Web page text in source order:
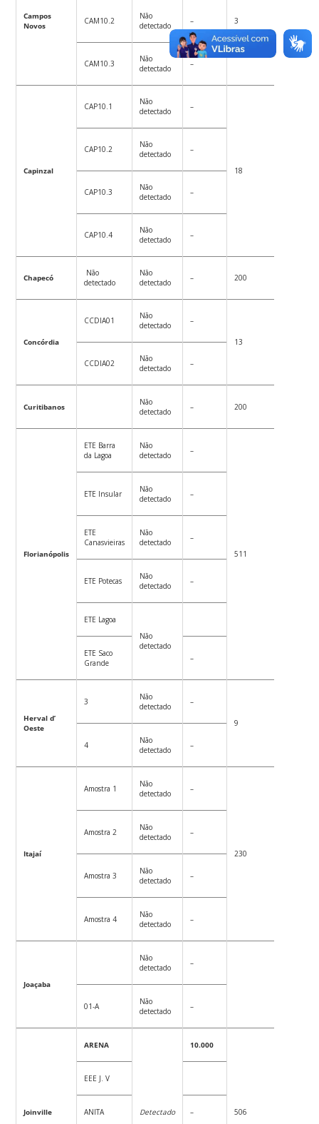
Campos
Novos
3
CAM10.2
Não
detectado
–
CAM10.3
Não
detectado
–
Capinzal
CAP10.1
Não
detectado
–
18
CAP10.2
Não
detectado
–
CAP10.3
Não
detectado
–
CAP10.4
Não
detectado
–
Chapecó
Não
detectado
Não
detectado
– 200
Concórdia
CCDIA01
Não
detectado
–
13
CCDIA02
Não
detectado
–
Curitibanos
Não
detectado
– 200
Florianópolis
ETE Barra
da Lagoa
Não
detectado
–
511
ETE Insular
Não
detectado
–
ETE
Canasvieiras
Não
detectado
–
ETE Potecas
Não
detectado
–
ETE Lagoa
Não
detectado
ETE Saco
Grande
–
Herval d’
Oeste
3
Não
detectado
–
9
4
Não
detectado
–
Itajaí
Amostra 1
Não
detectado
–
230
Amostra 2
Não
detectado
–
Amostra 3
Não
detectado
–
Amostra 4
Não
detectado
–
Joaçaba
Não
detectado
–
01-A
Não
detectado
–
Joinville
ARENA
Detectado
10.000
506
EEE J. V
ANITA –